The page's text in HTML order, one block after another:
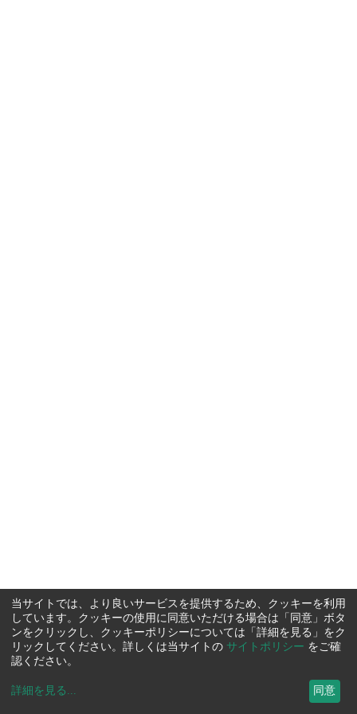
当サイトでは、より良いサービスを提供するため、クッキーを利用
しています。クッキーの使用に同意いただける場合は「同意」ボタ
ンをクリックし、クッキーポリシーについては「詳細を見る」をク
リックしてください。詳しくは当サイトの サイトポリシー をご確
認ください。
詳細を見る ... 同意